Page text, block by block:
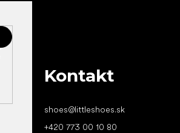
Kontakt
shoes@littleshoes.sk
+420 773 00 10 80